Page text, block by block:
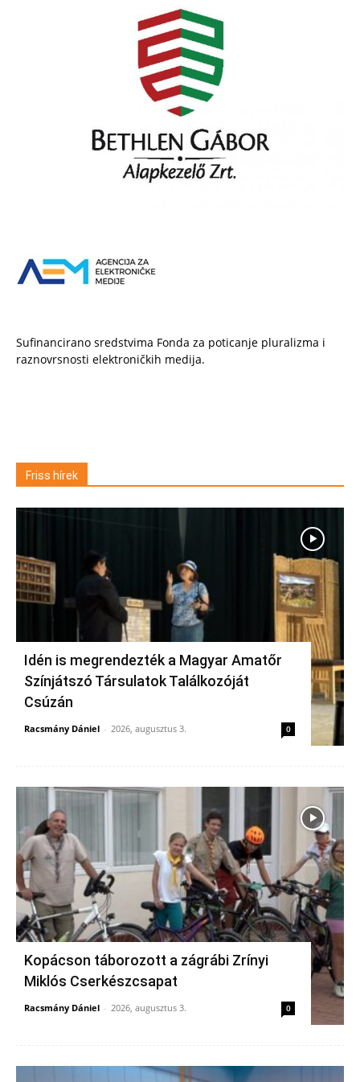
Sufinancirano sredstvima Fonda za poticanje pluralizma i
raznovrsnosti elektroničkih medija.
Friss hírek
Idén is megrendezték a Magyar Amatőr
Színjátszó Társulatok Találkozóját
Csúzán
Racsmány Dániel - 2026, augusztus 3. 0
Kopácson táborozott a zágrábi Zrínyi
Miklós Cserkészcsapat
Racsmány Dániel - 2026, augusztus 3. 0